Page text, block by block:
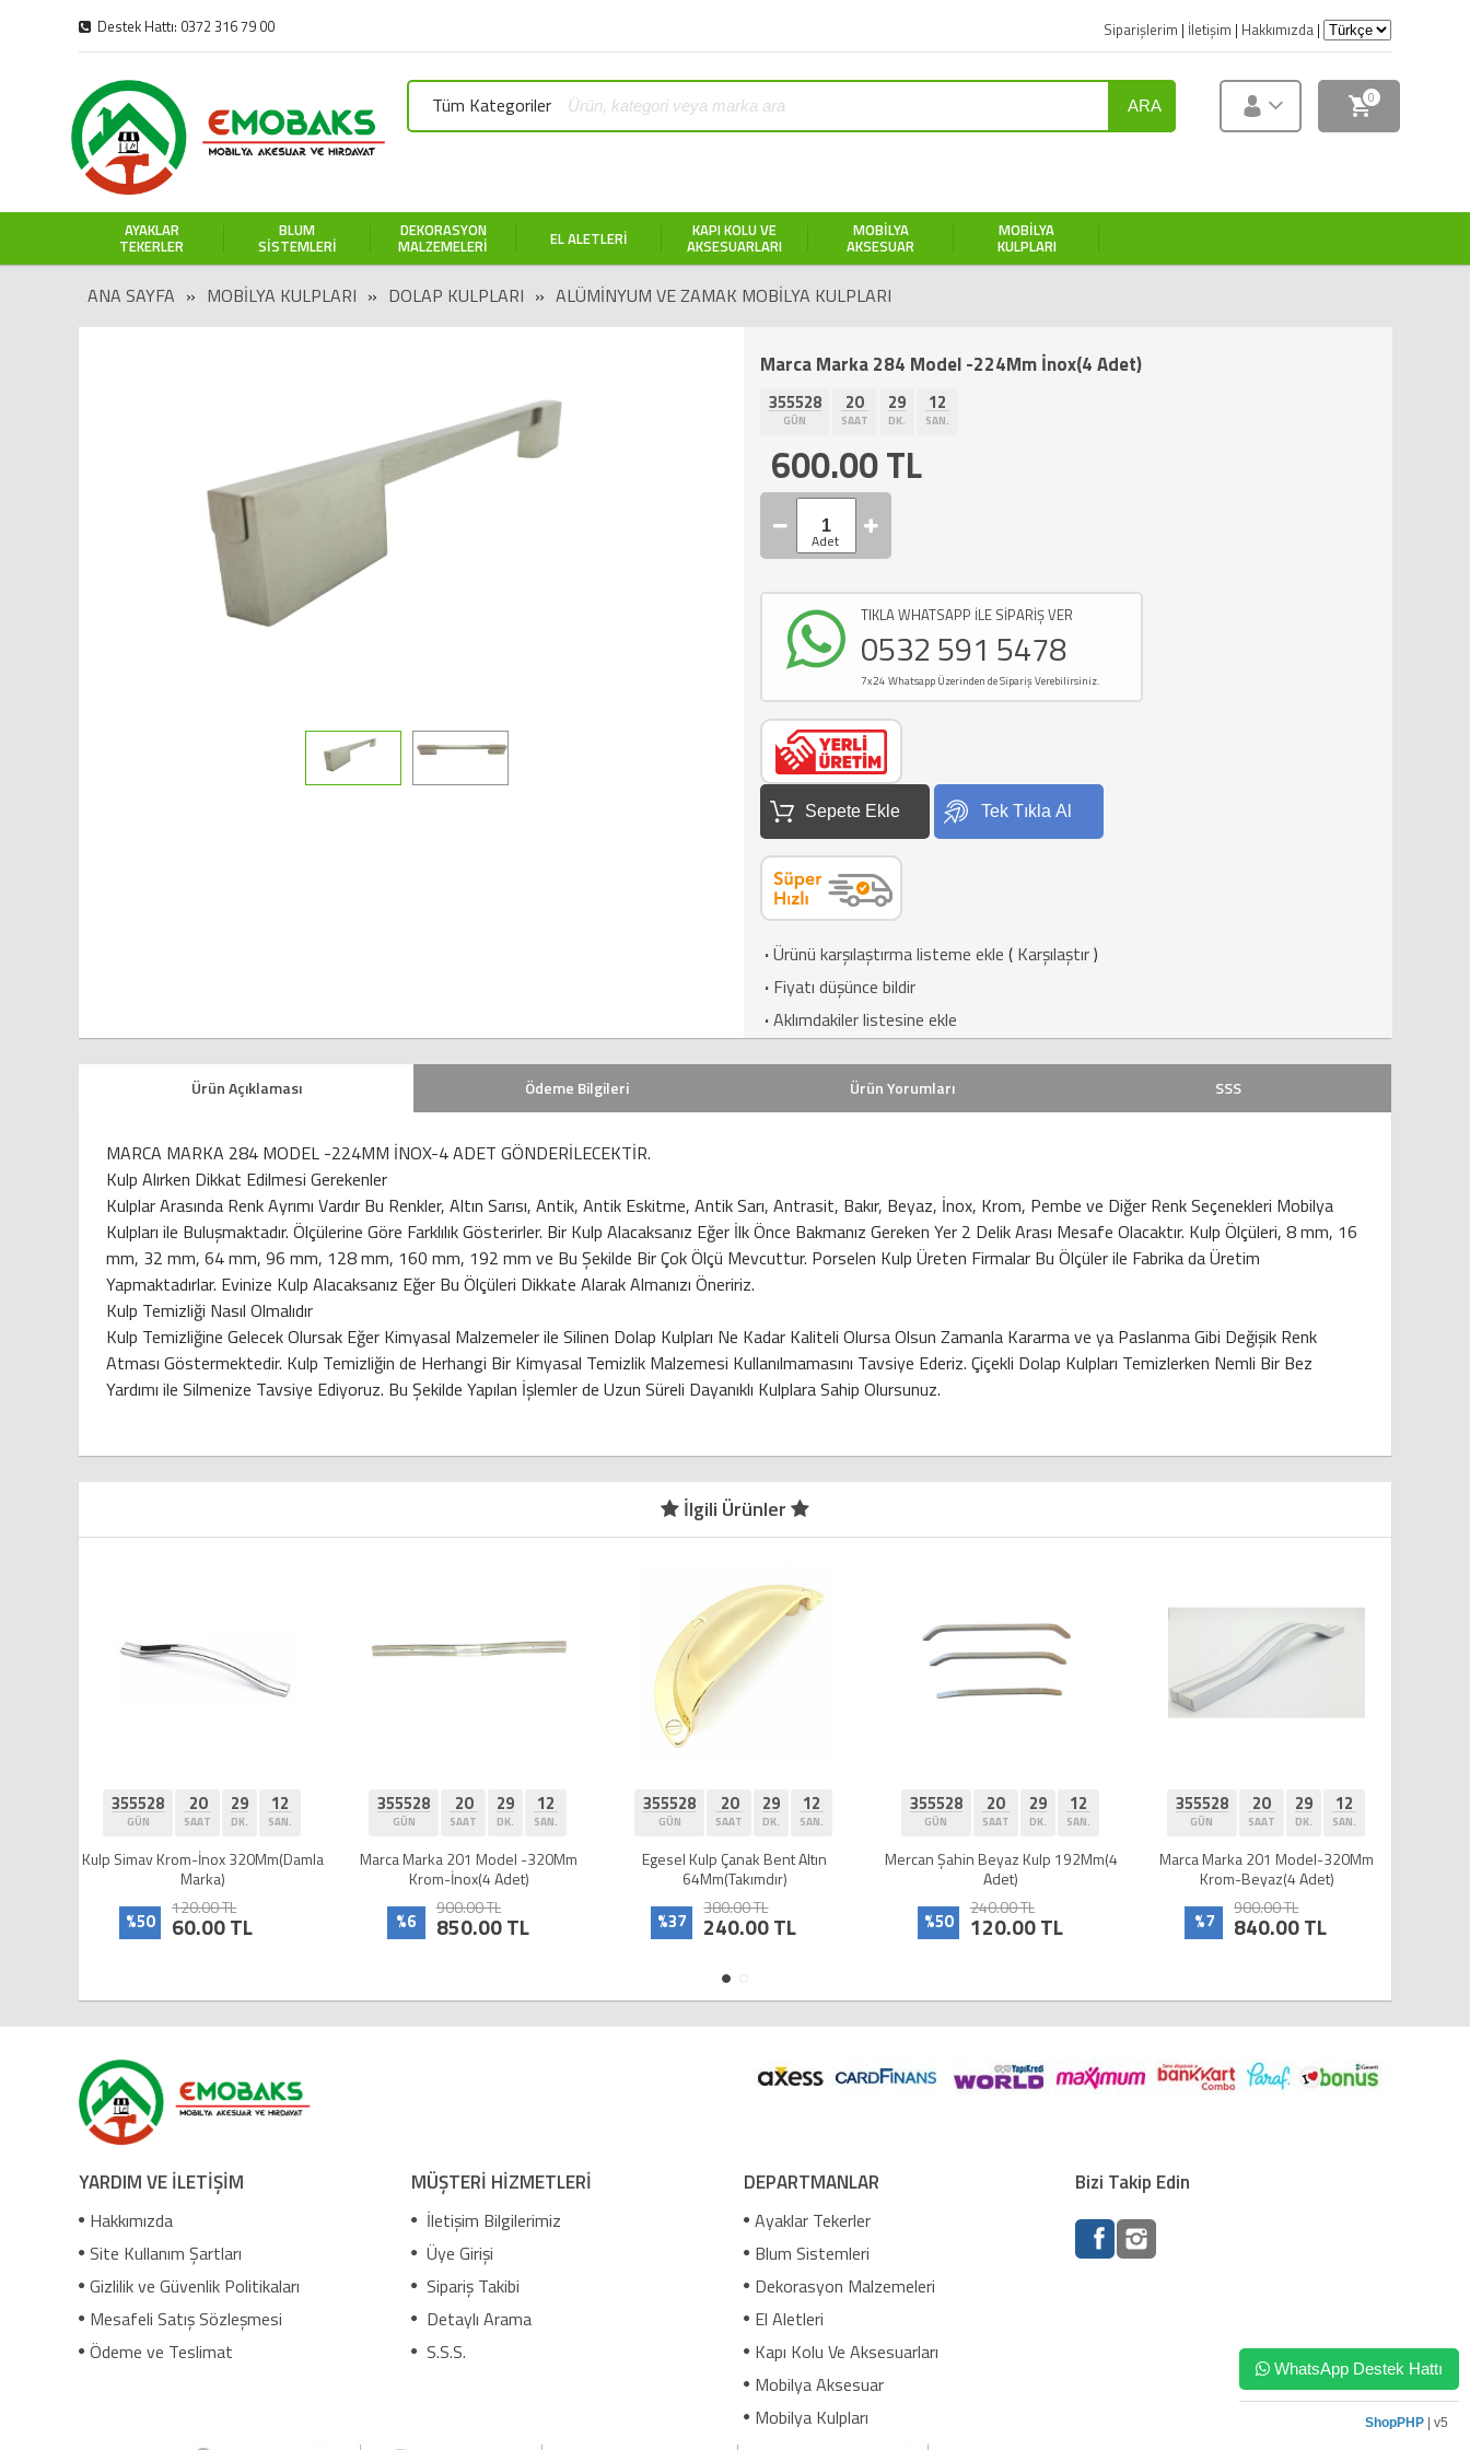
Destek Hattı: 0372 316 79 00 Siparişlerim | İletişim | Hakkımızda |
Tüm Kategoriler ARA 0
AYAKLAR
TEKERLER
BLUM
SISTEMLERI
DEKORASYON
MALZEMELERI EL ALETLERI KAPI KOLU VE
AKSESUARLARI
MOBILYA
AKSESUAR
MOBILYA
KULPLARI
ANA SAYFA » MOBILYA KULPLARI » DOLAP KULPLARI » ALÜMINYUM VE ZAMAK MOBILYA KULPLARI
Marca Marka 284 Model -224Mm İnox(4 Adet)
355528
GÜN
20
SAAT
29
DK.
12
SAN.
600.00TL
TIKLA WHATSAPP İLE SİPARİŞ VER
0532 591 5478
7x24 Whatsapp Üzerinden de Sipariş Verebilirsiniz.
Sepete Ekle Tek Tıkla Al
·Ürünü karşılaştırma listeme ekle ( Karşılaştır)
· Fiyatı düşünce bildir
·Aklımdakiler listesine ekle
Ürün Açıklaması Ödeme Bilgileri Ürün Yorumları SSS
MARCA MARKA 284 MODEL -224MM İNOX-4 ADET GÖNDERİLECEKTİR.
Kulp Alırken Dikkat Edilmesi Gerekenler
Kulplar Arasında Renk Ayrımı Vardır Bu Renkler, Altın Sarısı, Antik, Antik Eskitme, Antik Sarı, Antrasit, Bakır, Beyaz, İnox, Krom, Pembe ve Diğer Renk Seçenekleri Mobilya
Kulpları ile Buluşmaktadır. Ölçülerine Göre Farklılık Gösterirler. Bir Kulp Alacaksanız Eğer İlk Önce Bakmanız Gereken Yer 2 Delik Arası Mesafe Olacaktır. Kulp Ölçüleri, 8 mm, 16
mm, 32 mm, 64 mm, 96 mm, 128 mm, 160 mm, 192 mm ve Bu Şekilde Bir Çok Ölçü Mevcuttur. Porselen Kulp Üreten Firmalar Bu Ölçüler ile Fabrika da Üretim
Yapmaktadırlar. Evinize Kulp Alacaksanız Eğer Bu Ölçüleri Dikkate Alarak Almanızı Öneririz.
Kulp Temizliği Nasıl Olmalıdır
Kulp Temizliğine Gelecek Olursak Eğer Kimyasal Malzemeler ile Silinen Dolap Kulpları Ne Kadar Kaliteli Olursa Olsun Zamanla Kararma ve ya Paslanma Gibi Değişik Renk
Atması Göstermektedir. Kulp Temizliğin de Herhangi Bir Kimyasal Temizlik Malzemesi Kullanılmamasını Tavsiye Ederiz. Çiçekli Dolap Kulpları Temizlerken Nemli Bir Bez
Yardımı ile Silmenize Tavsiye Ediyoruz. Bu Şekilde Yapılan İşlemler de Uzun Süreli Dayanıklı Kulplara Sahip Olursunuz.
İlgili Ürünler
320Mm(Damla
355528
GÜN
20
SAAT
Marca Marka 201 Model -320Mm
Krom-İnox(4 Adet)
%6 850.00 TL
355528
GÜN
20
SAAT
Egesel Kulp Çanak Bent Altın
64Mm(Takımdır)
%37 240.00 TL
355528
GÜN
20
SAAT
Mercan Şahin Beyaz Kulp 192Mm(4
%50 120.00 TL
355528
GÜN
20
SAAT
Marca Marka 201 Model-320Mm
Krom-Beyaz(4 Adet)
%7 840.00 TL
355528
GÜN
20
SAAT
Mercan Şahin Beyaz Kulp 160Mm (4
Adet)
%50 120.00 TL
YARDIM VE İLETİŞİM
Hakkımızda
Site Kullanım Şartları
Gizlilik ve Güvenlik Politikaları
Mesafeli Satış Sözleşmesi
Ödeme ve Teslimat
MÜŞTERİ HİZMETLERİ
İletişim Bilgilerimiz
Üye Girişi
Sipariş Takibi
Detaylı Arama
S.S.S.
DEPARTMANLAR
Ayaklar Tekerler
Blum Sistemleri
Dekorasyon Malzemeleri
El Aletleri
Kapı Kolu Ve Aksesuarları
Mobilya Aksesuar
Mobilya Kulpları
Bizi Takip Edin
WhatsApp Destek Hattı
ShopPHP | v5